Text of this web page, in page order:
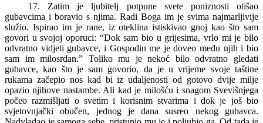
17. Zatim je ljubitelj potpune svete poniznosti otišao
gubavcima i boravio s njima. Radi Boga im je svima najmarljivije
služio. Ispirao im je rane, iz oteklina istiskivao gnoj kao što sam
govori u svojoj oporuci: “Dok sam bio u grijesima, vrlo mi je bilo
odvratno vidjeti gubavce, i Gospodin me je doveo među njih i bio
sam im milosrdan.” Toliko mu je nekoć bilo odvratno gledati
gubavce, kao što je sam govorio, da je u vrijeme svoje taštine
rukama začepio nos kad bi iz udaljenosti od gotovo dvije milje
opazio njihove nastambe. Ali kad je milošću i snagom Svevišnjega
počeo razmišljati o svetim i korisnim stvarima i dok je još bio
svjetovnjački obučen, jednog je dana susreo nekog gubavca.